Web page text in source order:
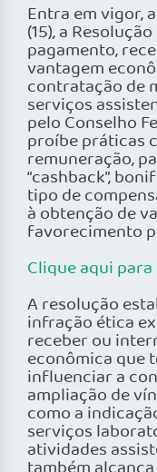
Entra em vigor,
(15), a
pagamento,
vantagem
contratação de
serviços
pelo Conselho
proíbe práticas
remuneração,
“cashback”,
tipo de
à obtenção de
favorecimento
Clique aqui
A resolução
infração ética
receber ou
econômica que
influenciar a
ampliação de
como a
serviços
atividades